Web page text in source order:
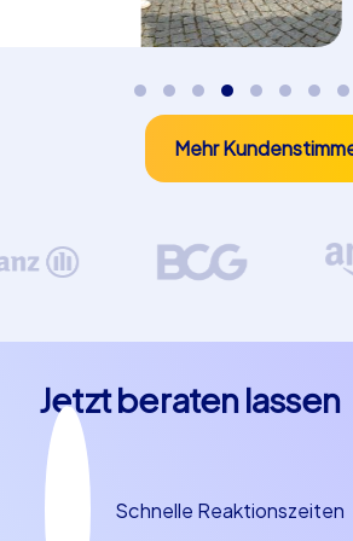
versteckte Punkte aufgespürt,
Teamarbeit gefragt. Diese Form ist
bieten eine besonders technisierte
Tablets als Steuereinheit dienen,
zeigen und Live-Interaktionen
Formate sind so konzipiert, dass sie
Teilnehmer selbsterklärend bleiben.
gesamten Tagesablaufs bei einem
hervorragend für Teambuilding in
sichtbare Ergebnisse, faire
gemeinsame Erfolgsmomente
Teambuilding in Bielefeld
Mehr
Jetzt beraten lassen
Schnelle Reaktionszeiten